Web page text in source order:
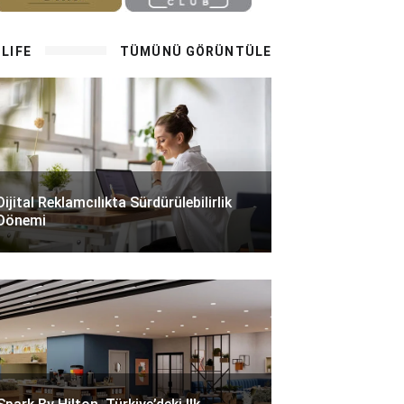
TÜMÜNÜ GÖRÜNTÜLE
Reklamcılıkta Sürdürülebilirlik